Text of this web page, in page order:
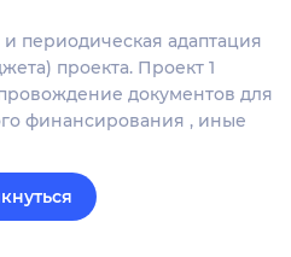
периодическая адаптация
проекта. Проект 1
документов для
финансирования , иные